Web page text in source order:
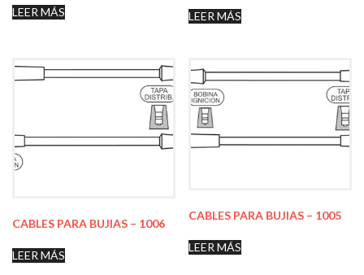
LEER MÁS LEER MÁS
CABLES PARA BUJIAS – 1006
LEER MÁS
CABLES PARA BUJIAS – 1005
LEER MÁS